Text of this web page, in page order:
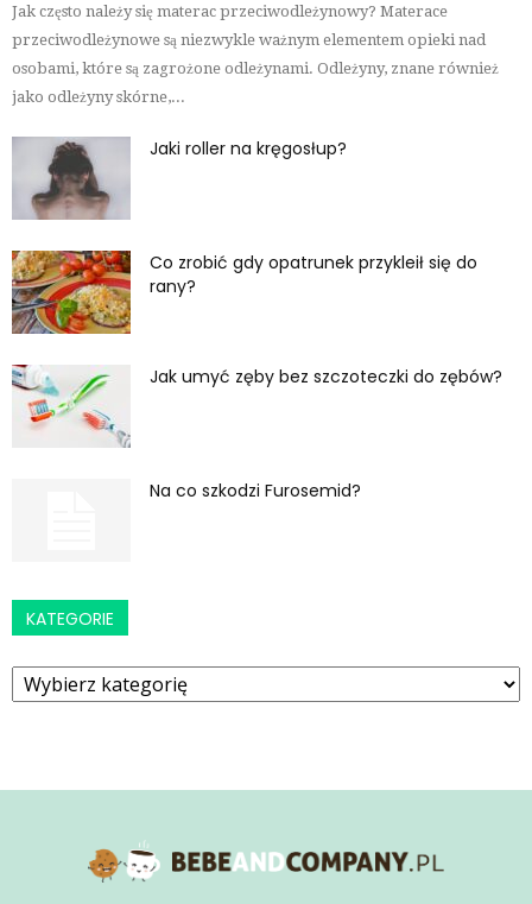
Jak często należy się materac przeciwodleżynowy? Materace
przeciwodleżynowe są niezwykle ważnym elementem opieki nad
osobami, które są zagrożone odleżynami. Odleżyny, znane również
jako odleżyny skórne,...
Jaki roller na kręgosłup?
Co zrobić gdy opatrunek przykleił się do
rany?
Jak umyć zęby bez szczoteczki do zębów?
Na co szkodzi Furosemid?
KATEGORIE
Kategorie